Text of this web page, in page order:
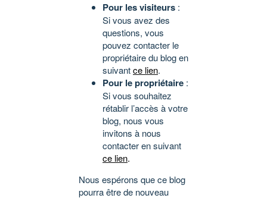
Pour les visiteurs :
Si vous avez des
questions, vous
pouvez contacter le
propriétaire du blog en
suivantce lien.
Pour le propriétaire :
Si vous souhaitez
rétablir l’accès à votre
blog, nous vous
invitons à nous
contacter en suivant
ce lien.
Nous espérons que ce blog
pourra être de nouveau